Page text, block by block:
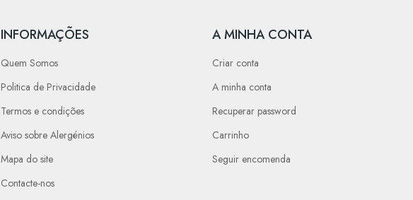
INFORMAÇÕES
Quem Somos
Politica de Privacidade
Termos e condições
Aviso sobre Alergénios
Mapa do site
Contacte-nos
A MINHA CONTA
Criar conta
A minha conta
Recuperar password
Carrinho
Seguir encomenda